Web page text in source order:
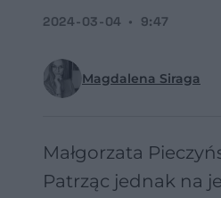
Magdalena Siraga
2024-03-04 9:47
Małgorzata
Patrząc jednak na